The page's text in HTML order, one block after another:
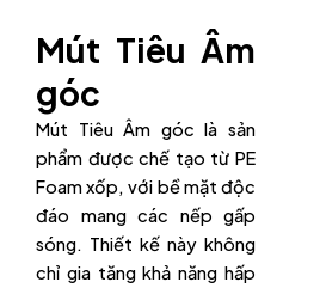
Mút Tiêu Âm
góc
Mút Tiêu Âm góc là sản
phẩm được chế tạo từ PE
Foam xốp, với bề mặt độc
đáo mang các nếp gấp
sóng. Thiết kế này không
chỉ gia tăng khả năng hấp